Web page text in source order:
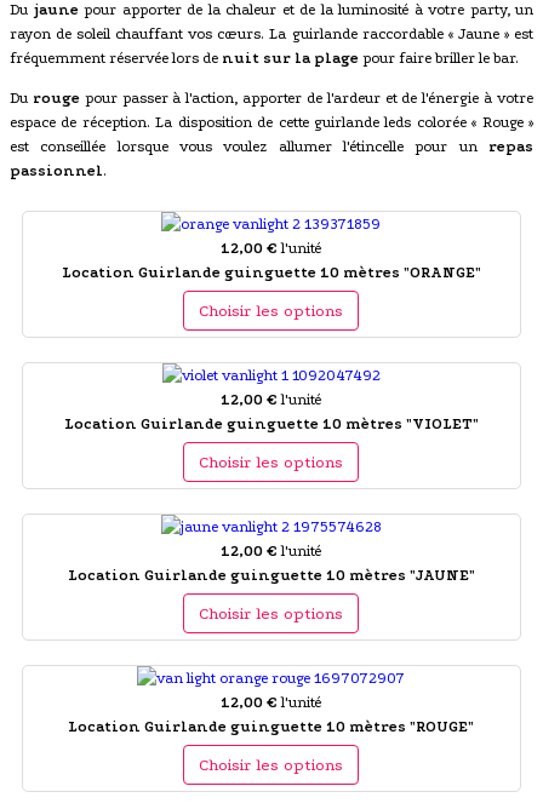
Du jaunepour apporter de la chaleur et de la luminosité à votre party, un
rayon de soleil chauffant vos cœurs. La guirlande raccordable « Jaune » est
fréquemment réservée lors de nuit sur la plage pour faire briller le bar.
Du rougepour passer à l'action, apporter de l'ardeur et de l'énergie à votre
espace de réception. La disposition de cette guirlande leds colorée « Rouge »
est conseillée lorsque vous voulez allumer l'étincelle pour un repas
passionnel.
12,00 € l'unité
Location Guirlande guinguette 10 mètres "ORANGE"
Choisir les options
12,00 € l'unité
Location Guirlande guinguette 10 mètres "VIOLET"
Choisir les options
12,00 € l'unité
Location Guirlande guinguette 10 mètres "JAUNE"
Choisir les options
12,00 € l'unité
Location Guirlande guinguette 10 mètres "ROUGE"
Choisir les options